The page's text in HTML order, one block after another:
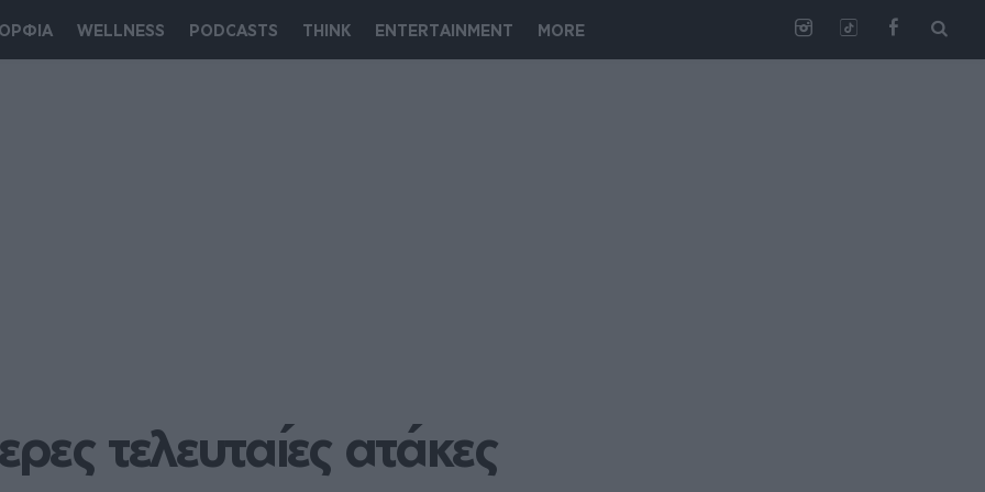
WELLNESS PODCASTS THINK ENTERTAINMENT MORE
τελευταίες ατάκες